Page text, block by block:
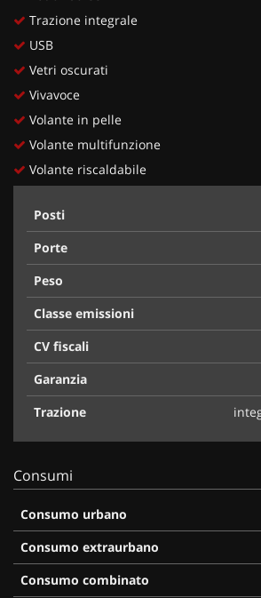
Trazione integrale
USB
Vetri oscurati
Vivavoce
Volante in pelle
Volante multifunzione
Volante riscaldabile
Posti
Porte
Peso
Classe emissioni
CV fiscali
Garanzia
Trazione
Consumi
Consumo urbano
Consumo extraurbano
Consumo combinato